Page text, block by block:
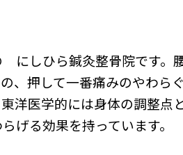
しひら鍼灸整骨院です。
、押して一番痛みのやわ
洋医学的には身体の調整
げる効果を持っています。